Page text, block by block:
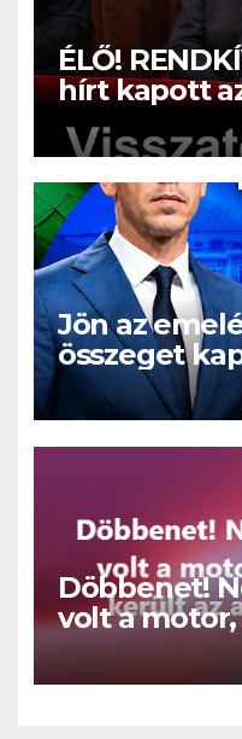
ÉLŐ!
hírt kapott
Visszatérhet
ERRE senki
felkészülve:
Jön az
összeget
nyugdíjasok!
Döbbenet!
volt a
került az